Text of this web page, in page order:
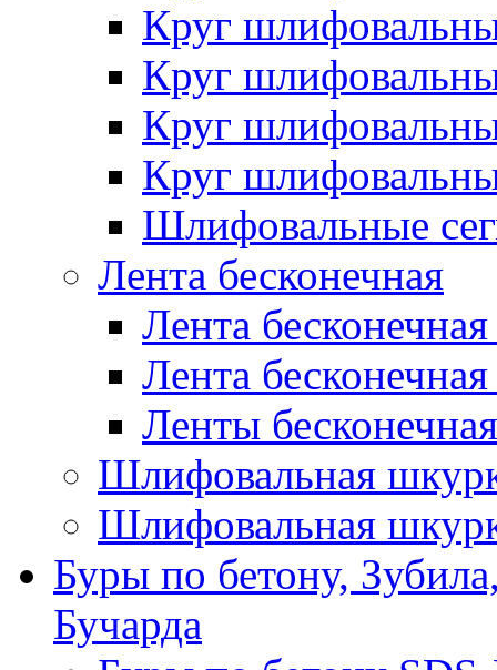
Круг
Круг
Круг
Круг
Шлифовальные
Лента бесконечная
Лента
Лента
Ленты
Шлифовальная
Шлифовальная
Буры по бетону,
Бучарда